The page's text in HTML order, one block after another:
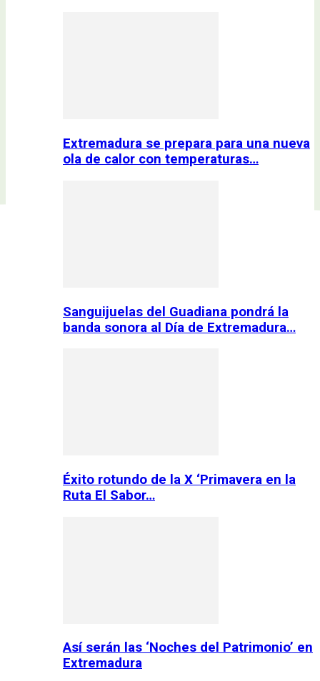
Extremadura se prepara para una nueva
ola de calor con temperaturas…
Sanguijuelas del Guadiana pondrá la
banda sonora al Día de Extremadura…
Éxito rotundo de la X ‘Primavera en la
Ruta El Sabor…
Así serán las ‘Noches del Patrimonio’ en
Extremadura